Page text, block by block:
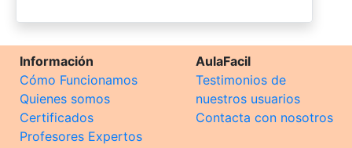
Información
Cómo Funcionamos
Quienes somos
Certificados
Profesores Expertos
AulaFacil
Testimonios de
nuestros usuarios
Contacta con nosotros